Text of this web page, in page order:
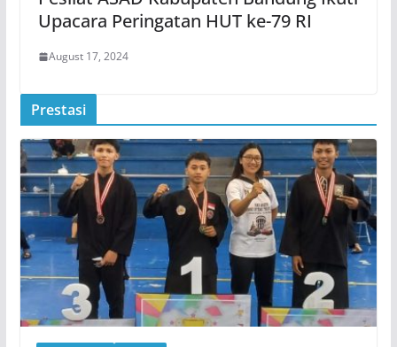
Upacara Peringatan HUT ke-79 RI
August 17, 2024
Prestasi